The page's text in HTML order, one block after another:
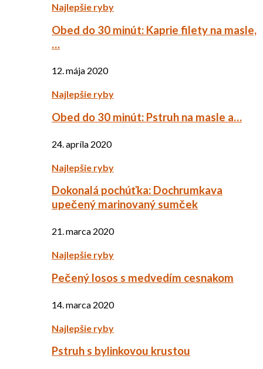
Najlepšie ryby
Obed do 30 minút: Kaprie filety na masle,
…
12. mája 2020
Najlepšie ryby
Obed do 30 minút: Pstruh na masle a…
24. apríla 2020
Najlepšie ryby
Dokonalá pochúťka: Dochrumkava
upečený marinovaný sumček
21. marca 2020
Najlepšie ryby
Pečený losos s medvedím cesnakom
14. marca 2020
Najlepšie ryby
Pstruh s bylinkovou krustou